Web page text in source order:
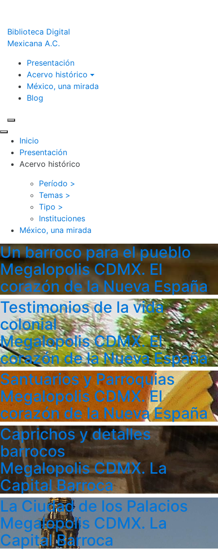
Biblioteca Digital
Mexicana A.C.
Presentación
Acervo histórico
México, una mirada
Blog
Inicio
Presentación
Acervo histórico
Período >
Temas >
Tipo >
Instituciones
México, una mirada
Un barroco para el pueblo
Megalopolis CDMX. El
corazón de la Nueva España
Testimonios de la vida
colonial
Megalopolis CDMX. El
corazón de la Nueva España
Santuarios y Parroquias
Megalopolis CDMX. El
corazón de la Nueva España
Caprichos y detalles
barrocos
Megalopolis CDMX. La
Capital Barroca
La Ciudad de los Palacios
Megalopolis CDMX. La
Capital Barroca